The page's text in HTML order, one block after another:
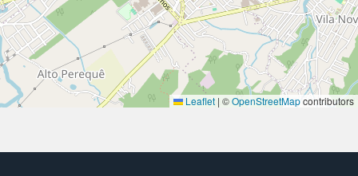
Leaflet | ©OpenStreetMapcontributors